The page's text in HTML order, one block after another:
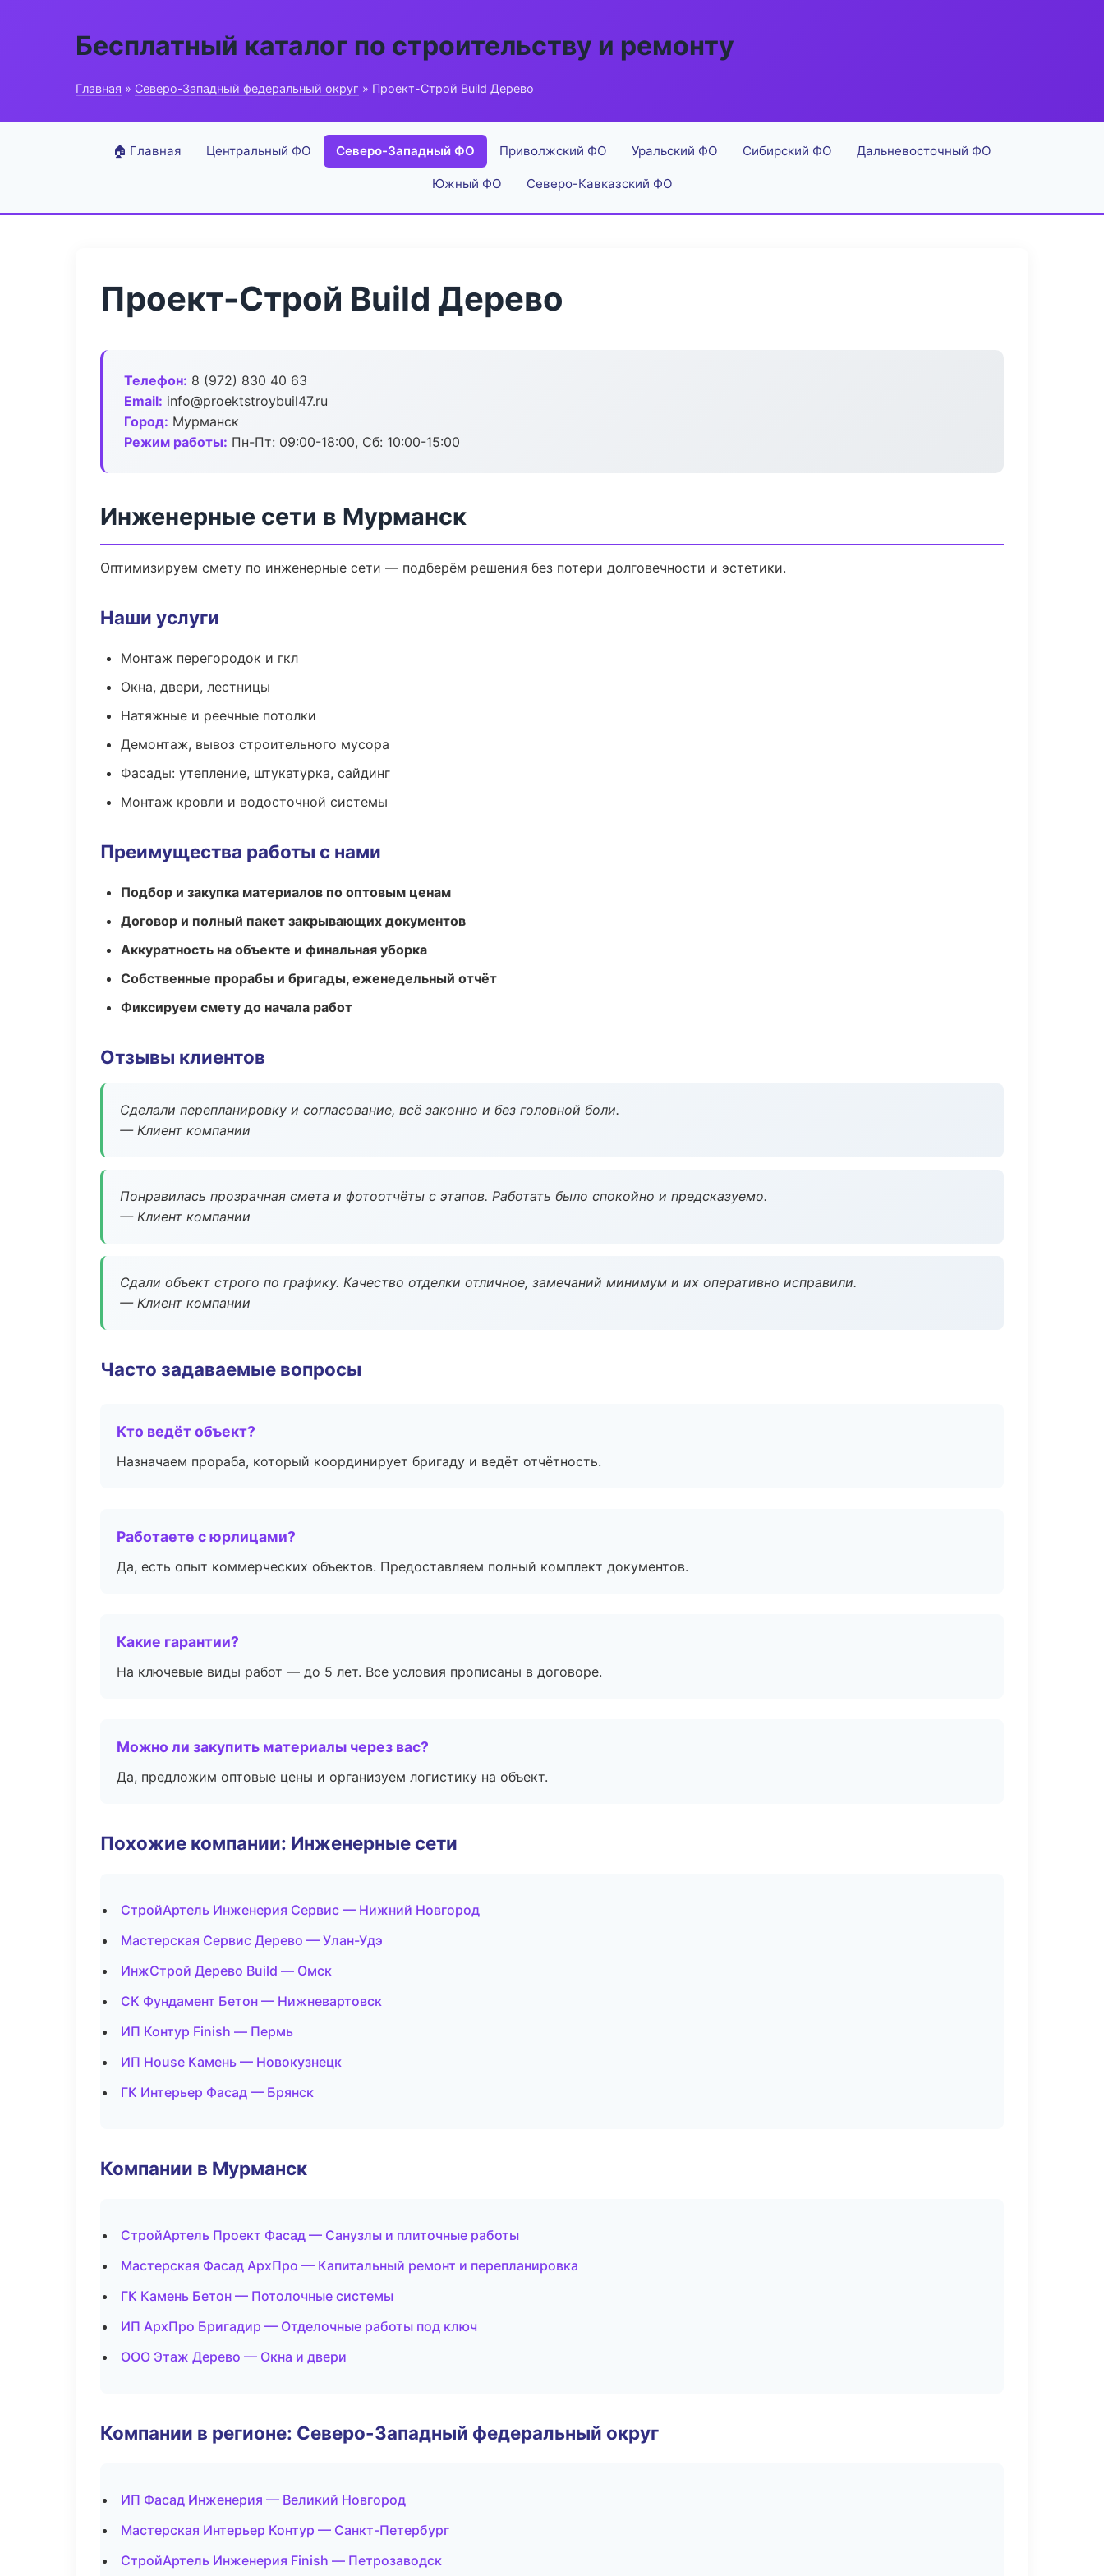
Бесплатный каталог по строительству и ремонту
Главная » Северо-Западный федеральный округ » Проект-Строй Build Дерево
🏠 Главная Центральный ФО Северо-Западный ФО Приволжский ФО Уральский ФО Сибирский ФО Дальневосточный ФО
Южный ФО Северо-Кавказский ФО
Проект-Строй Build Дерево
Телефон: 8 (972) 830 40 63
Email: info@proektstroybuil47.ru
Город: Мурманск
Режим работы: Пн-Пт: 09:00-18:00, Сб: 10:00-15:00
Инженерные сети в Мурманск
Оптимизируем смету по инженерные сети — подберём решения без потери долговечности и эстетики.
Наши услуги
Монтаж перегородок и гкл
Окна, двери, лестницы
Натяжные и реечные потолки
Демонтаж, вывоз строительного мусора
Фасады: утепление, штукатурка, сайдинг
Монтаж кровли и водосточной системы
Преимущества работы с нами
Подбор и закупка материалов по оптовым ценам
Договор и полный пакет закрывающих документов
Аккуратность на объекте и финальная уборка
Собственные прорабы и бригады, еженедельный отчёт
Фиксируем смету до начала работ
Отзывы клиентов
Сделали перепланировку и согласование, всё законно и без головной боли.
— Клиент компании
Понравилась прозрачная смета и фотоотчёты с этапов. Работать было спокойно и предсказуемо.
— Клиент компании
Сдали объект строго по графику. Качество отделки отличное, замечаний минимум и их оперативно исправили.
— Клиент компании
Часто задаваемые вопросы
Кто ведёт объект?
Назначаем прораба, который координирует бригаду и ведёт отчётность.
Работаете с юрлицами?
Да, есть опыт коммерческих объектов. Предоставляем полный комплект документов.
Какие гарантии?
На ключевые виды работ — до 5 лет. Все условия прописаны в договоре.
Можно ли закупить материалы через вас?
Да, предложим оптовые цены и организуем логистику на объект.
Похожие компании: Инженерные сети
СтройАртель Инженерия Сервис — Нижний Новгород
Мастерская Сервис Дерево — Улан-Удэ
ИнжСтрой Дерево Build — Омск
СК Фундамент Бетон — Нижневартовск
ИП Контур Finish — Пермь
ИП House Камень — Новокузнецк
ГК Интерьер Фасад — Брянск
Компании в Мурманск
СтройАртель Проект Фасад — Санузлы и плиточные работы
Мастерская Фасад АрхПро — Капитальный ремонт и перепланировка
ГК Камень Бетон — Потолочные системы
ИП АрхПро Бригадир — Отделочные работы под ключ
ООО Этаж Дерево — Окна и двери
Компании в регионе: Северо-Западный федеральный округ
ИП Фасад Инженерия — Великий Новгород
Мастерская Интерьер Контур — Санкт-Петербург
СтройАртель Инженерия Finish — Петрозаводск